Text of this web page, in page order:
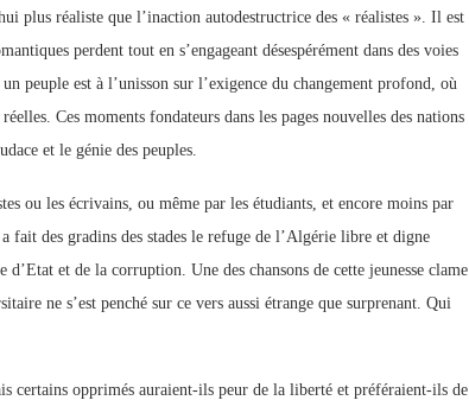
plus réaliste que l’inaction autodestructrice des « réalistes ». Il est
perdent tout en s’engageant désespérément dans des voies
peuple est à l’unisson sur l’exigence du changement profond, où
Ces moments fondateurs dans les pages nouvelles des nations
et le génie des peuples.
ou les écrivains, ou même par les étudiants, et encore moins par
fait des gradins des stades le refuge de l’Algérie libre et digne
et de la corruption. Une des chansons de cette jeunesse clame
ne s’est penché sur ce vers aussi étrange que surprenant. Qui
certains opprimés auraient-ils peur de la liberté et préféraient-ils de